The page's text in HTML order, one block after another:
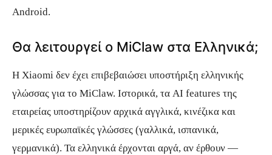
Android.
Θα λειτουργεί ο MiClaw στα Ελληνικά;
Η Xiaomi δεν έχει επιβεβαιώσει υποστήριξη ελληνικής
γλώσσας για το MiClaw. Ιστορικά, τα AI features της
εταιρείας υποστηρίζουν αρχικά αγγλικά, κινέζικα και
μερικές ευρωπαϊκές γλώσσες (γαλλικά, ισπανικά,
γερμανικά). Τα ελληνικά έρχονται αργά, αν έρθουν —